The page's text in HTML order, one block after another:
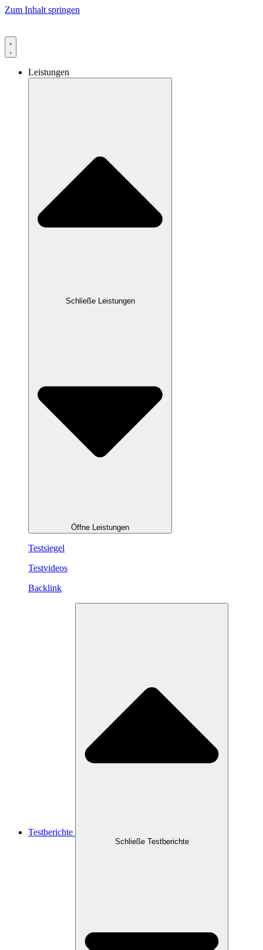
Zum Inhalt springen
Leistungen
Schließe Leistungen
Öffne Leistungen
Testsiegel
Testvideos
Backlink
Testberichte
Schließe Testberichte